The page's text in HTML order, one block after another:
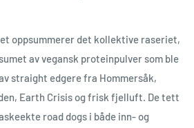
oppsummerer det kollektive raseriet,
av vegansk proteinpulver som ble
straight edgere fra Hommersåk,
Earth Crisis og frisk fjelluft. De tett
road dogs i både inn- og